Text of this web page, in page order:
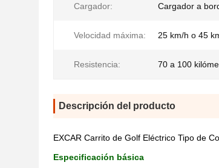
Cargador: Cargador a
Velocidad máxima: 25 km/h o 45
Resistencia: 70 a 100
Descripción del producto
EXCAR Carrito de Golf Eléctrico Tipo de
Especificación básica